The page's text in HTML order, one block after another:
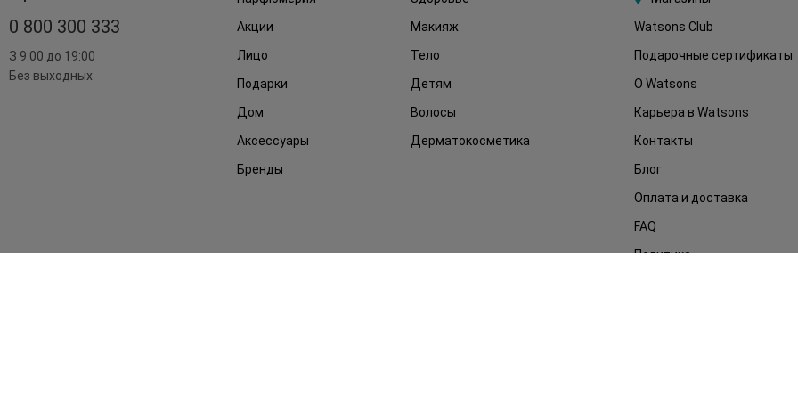
0 800 300 333
З 9:00 до 19:00
Без выходных
Акции
Макияж
Лицо
Тело
Подарки
Детям
Дом
Волосы
Аксессуары
Дерматокосметика
Бренды
Watsons Club
Подарочные сертификаты
О Watsons
Карьера в Watsons
Контакты
Блог
Оплата и доставка
FAQ
Политика